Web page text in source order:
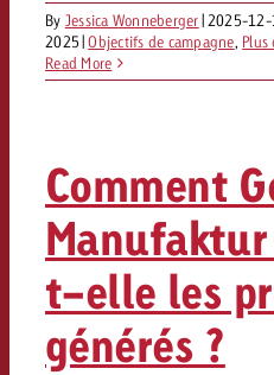
By Jessica Wonneberger| 2025-12-
2025|Objectifs de campagne, Plus
Read More
Comment
t-elle les
générés ?